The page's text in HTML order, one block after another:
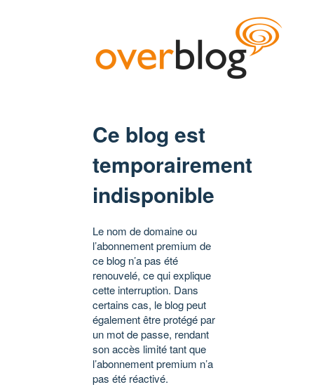
Ce blog est
temporairement
indisponible
Le nom de domaine ou
l’abonnement premium de
ce blog n’a pas été
renouvelé, ce qui explique
cette interruption. Dans
certains cas, le blog peut
également être protégé par
un mot de passe, rendant
son accès limité tant que
l’abonnement premium n’a
pas été réactivé.